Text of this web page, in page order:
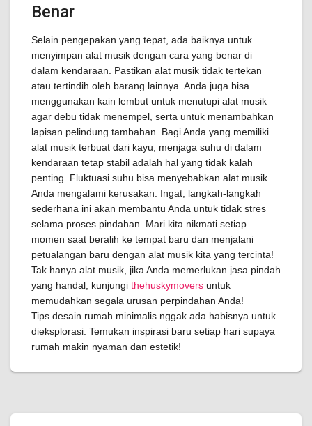
Benar
Selain pengepakan yang tepat, ada baiknya untuk
menyimpan alat musik dengan cara yang benar di
dalam kendaraan. Pastikan alat musik tidak tertekan
atau tertindih oleh barang lainnya. Anda juga bisa
menggunakan kain lembut untuk menutupi alat musik
agar debu tidak menempel, serta untuk menambahkan
lapisan pelindung tambahan. Bagi Anda yang memiliki
alat musik terbuat dari kayu, menjaga suhu di dalam
kendaraan tetap stabil adalah hal yang tidak kalah
penting. Fluktuasi suhu bisa menyebabkan alat musik
Anda mengalami kerusakan. Ingat, langkah-langkah
sederhana ini akan membantu Anda untuk tidak stres
selama proses pindahan. Mari kita nikmati setiap
momen saat beralih ke tempat baru dan menjalani
petualangan baru dengan alat musik kita yang tercinta!
Tak hanya alat musik, jika Anda memerlukan jasa pindah
yang handal, kunjungi thehuskymovers untuk
memudahkan segala urusan perpindahan Anda!
Tips desain rumah minimalis nggak ada habisnya untuk
dieksplorasi. Temukan inspirasi baru setiap hari supaya
rumah makin nyaman dan estetik!